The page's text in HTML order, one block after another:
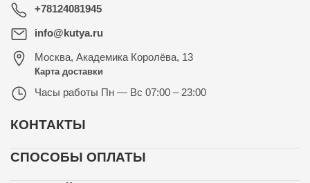
+78124081945
info@kutya.ru
Москва, Академика Королёва, 13
Карта доставки
Часы работы Пн — Вс 07:00 – 23:00
КОНТАКТЫ
СПОСОБЫ ОПЛАТЫ